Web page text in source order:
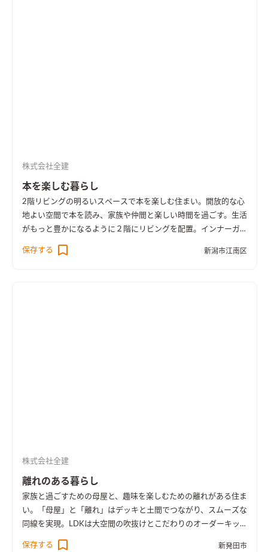
株式会社全建
本を楽しむ暮らし
2階リビングの明るいスペースで本を楽しむ住まい。開放的な心
地よい空間で本を読み、家族や仲間と楽しい時間を過ごす。生活
がもっと豊かになるように２階にリビングを配置。インナーガ
レージで車と暮らしをつないだ、より利便性の高い設計です。
保存する
新潟市江南区
株式会社全建
離れのある暮らし
家族と過ごすための母屋と、趣味を楽しむための離れがある住ま
い。「母屋」と「離れ」はデッキと土間でつながり、スムーズな
同線を実現。LDKは大空間の吹抜けとこだわりのオーダーキッ
チンが彩りを添えます。
保存する
新発田市